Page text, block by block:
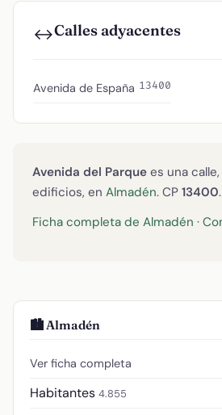
↔️Calles adyacentes
Avenida de España 13400
Avenida del Parque es una
edificios, en Almadén. CP 13400.
Ficha completa de Almadén ·
🏙️ Almadén
Ver ficha completa
Habitantes 4.855